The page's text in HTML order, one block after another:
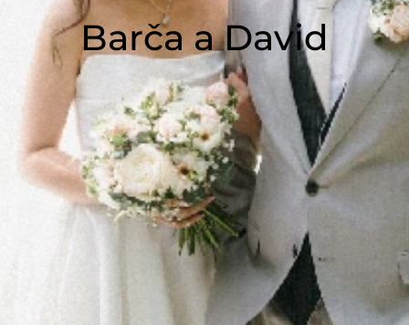
Barča aDavid